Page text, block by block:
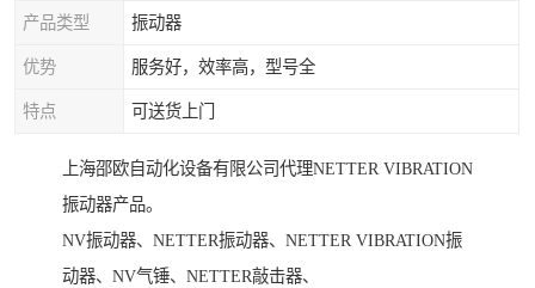
产品类型 振动器
优势 服务好，效率高，型号全
特点 可送货上门
上海邵欧自动化设备有限公司代理NETTER VIBRATION
振动器产品。
NV振动器、NETTER振动器、NETTER VIBRATION振
动器、NV气锤、NETTER敲击器、